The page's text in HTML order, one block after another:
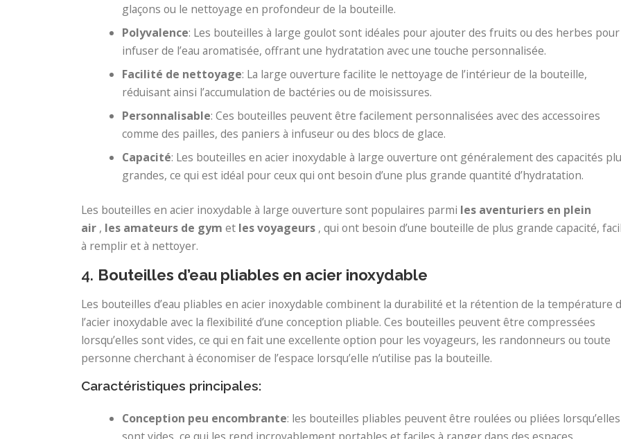
glaçons ou le nettoyage en profondeur de la bouteille.
Polyvalence: Les bouteilles à large goulot sont idéales pour ajouter des fruits ou des herbes pour
infuser de l’eau aromatisée, offrant une hydratation avec une touche personnalisée.
Facilité de nettoyage: La large ouverture facilite le nettoyage de l’intérieur de la bouteille,
réduisant ainsi l’accumulation de bactéries ou de moisissures.
Personnalisable: Ces bouteilles peuvent être facilement personnalisées avec des accessoires
comme des pailles, des paniers à infuseur ou des blocs de glace.
Capacité: Les bouteilles en acier inoxydable à large ouverture ont généralement des capacités
grandes, ce qui est idéal pour ceux qui ont besoin d’une plus grande quantité d’hydratation.
Les bouteilles en acier inoxydable à large ouverture sont populaires parmi les aventuriers en plein
air , les amateurs de gym et les voyageurs , qui ont besoin d’une bouteille de plus grande capacité,
à remplir et à nettoyer.
4. Bouteilles d’eau pliables en acier inoxydable
Les bouteilles d’eau pliables en acier inoxydable combinent la durabilité et la rétention de la température
l’acier inoxydable avec la flexibilité d’une conception pliable. Ces bouteilles peuvent être compressées
lorsqu’elles sont vides, ce qui en fait une excellente option pour les voyageurs, les randonneurs ou toute
personne cherchant à économiser de l’espace lorsqu’elle n’utilise pas la bouteille.
Caractéristiques principales:
Conception peu encombrante: les bouteilles pliables peuvent être roulées ou pliées lorsqu’elles